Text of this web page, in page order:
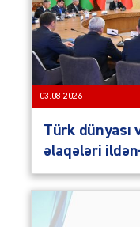
03.08.2026
Türk dünyası
əlaqələri